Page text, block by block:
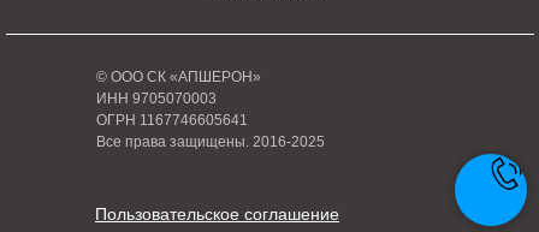
© ООО СК «АПШЕРОН»
ИНН 9705070003
ОГРН 1167746605641
Все права защищены. 2016-2025
Пользовательское соглашение